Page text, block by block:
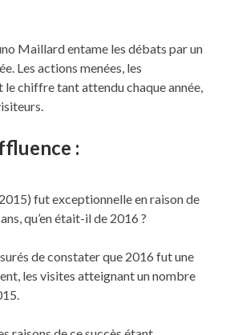
Maillard entame les débats par un
Les actions menées, les
le chiffre tant attendu chaque année,
:
fut exceptionnelle en raison de
qu’en était-il de 2016 ?
de constater que 2016 fut une
les visites atteignant un nombre